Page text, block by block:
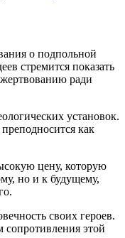
о подпольной
стремится показать
ради
установок.
как
цену, которую
но и к будущему,
своих героев.
сопротивления этой